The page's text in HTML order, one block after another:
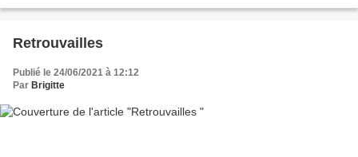
Retrouvailles
Publié le 24/06/2021 à 12:12
Par Brigitte